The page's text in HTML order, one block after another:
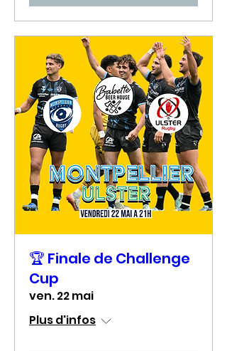
🏆 Finale de Challenge
Cup
ven. 22 mai
Plus d'infos